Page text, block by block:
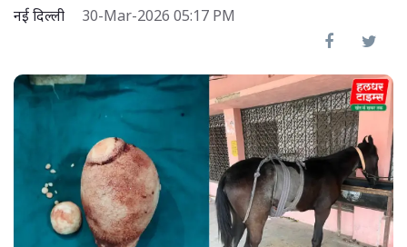
नई दिल्ली 30-Mar-2026 05:17 PM